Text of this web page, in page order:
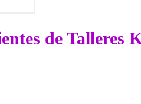
de Talleres